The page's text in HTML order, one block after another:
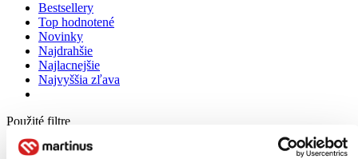
Bestsellery
Top hodnotené
Novinky
Najdrahšie
Najlacnejšie
Najvyššia zľava
Použité filtre
Zrušiť filtre
Vo formáte EPUB